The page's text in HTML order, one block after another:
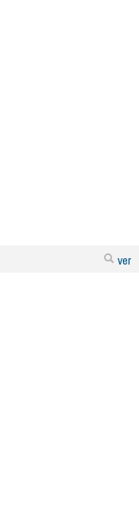
ver